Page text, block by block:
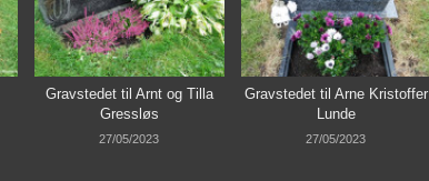
Gravstedet til Arnt og Tilla
Gressløs
27/05/2023
Gravstedet til Arne Kristoffer
Lunde
27/05/2023